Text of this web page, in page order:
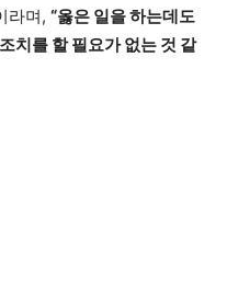
라며, “옳은 일을 하는데도
치를 할 필요가 없는 것 같